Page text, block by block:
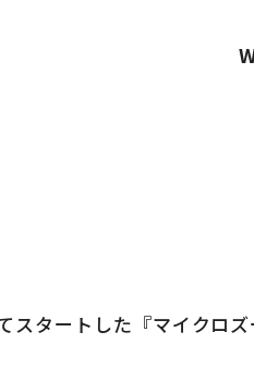
スタートした『マイクロ